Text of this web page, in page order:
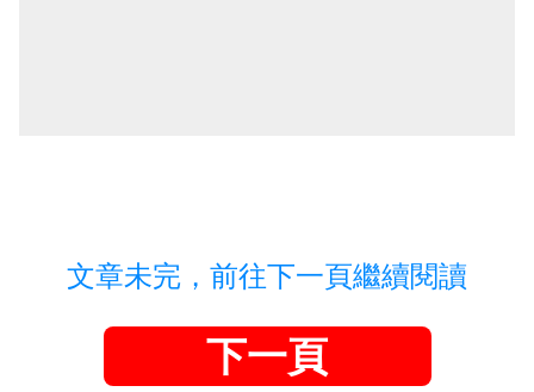
文章未完，前往下一頁繼續閱讀
下一頁